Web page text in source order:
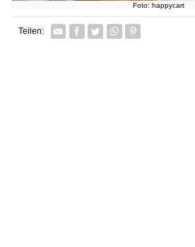
Foto: happycart
Teilen: Facebook
TwitterWhatsapp senden
Pin it